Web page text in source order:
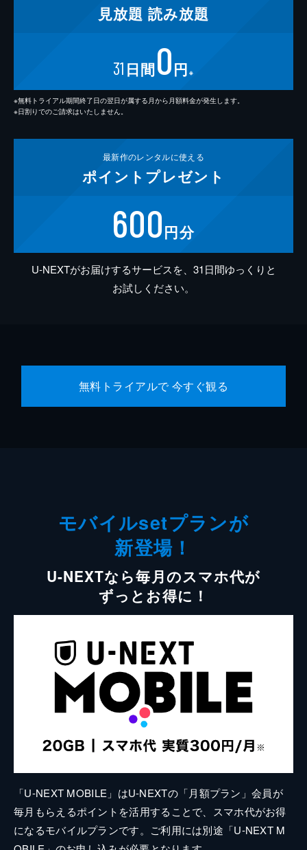
見放題 読み放題
31 日間0円 ※
※無料トライアル期間終了日の翌日が属する月から月額料金が発生します。
※日割りでのご請求はいたしません。
最新作のレンタルに使える
ポイント プレゼント
600円分
U-NEXTがお届けするサービスを、31日間ゆっくりと
お試しください。
無料トライアルで 今すぐ観る
モバイルsetプランが
新登場！
U-NEXTなら毎月のスマホ代が
ずっとお得に！
「U-NEXT MOBILE」はU-NEXTの「月額プラン」会員が
毎月もらえるポイントを活用することで、スマホ代がお得
になるモバイルプランです。ご利用には別途「U-NEXT M